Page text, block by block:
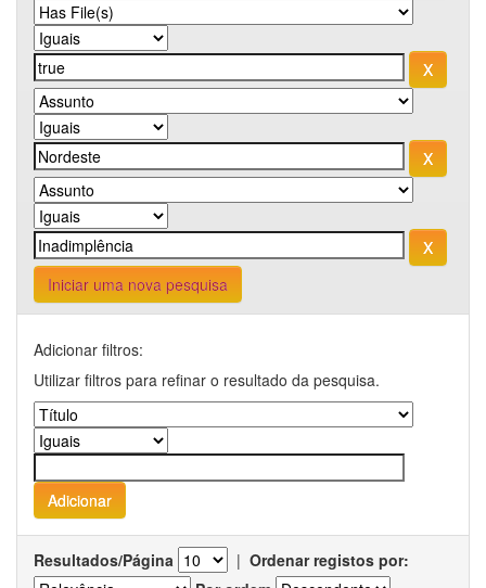
Iniciar uma nova pesquisa
Adicionar filtros:
Utilizar filtros para refinar o resultado da pesquisa.
Resultados/Página | Ordenar registos por: